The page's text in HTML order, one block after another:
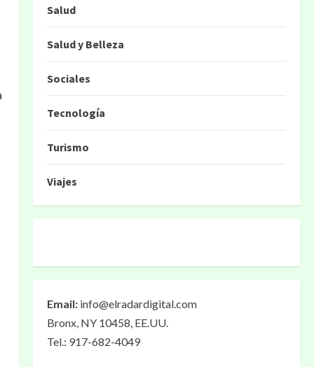
Salud
Salud y Belleza
Sociales
Tecnología
Turismo
Viajes
Email: info@elradardigital.com
Bronx, NY 10458, EE.UU.
Tel.: 917-682-4049